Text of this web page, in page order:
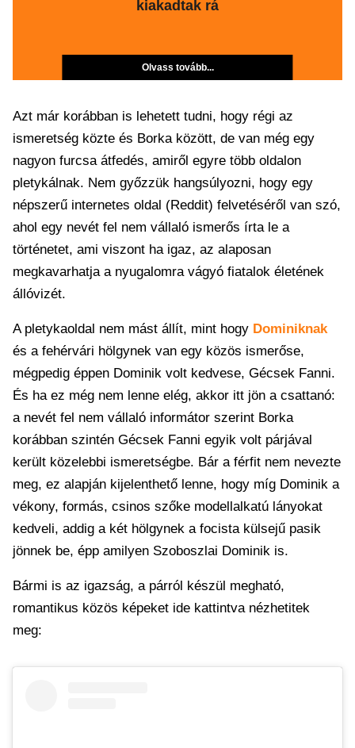
kiakadtak rá
Olvass tovább...
Azt már korábban is lehetett tudni, hogy régi az
ismeretség közte és Borka között, de van még egy
nagyon furcsa átfedés, amiről egyre több oldalon
pletykálnak. Nem győzzük hangsúlyozni, hogy egy
népszerű internetes oldal (Reddit) felvetéséről van szó,
ahol egy nevét fel nem vállaló ismerős írta le a
történetet, ami viszont ha igaz, az alaposan
megkavarhatja a nyugalomra vágyó fiatalok életének
állóvizét.
A pletykaoldal nem mást állít, mint hogy Dominiknak
és a fehérvári hölgynek van egy közös ismerőse,
mégpedig éppen Dominik volt kedvese, Gécsek Fanni.
És ha ez még nem lenne elég, akkor itt jön a csattanó:
a nevét fel nem vállaló informátor szerint Borka
korábban szintén Gécsek Fanni egyik volt párjával
került közelebbi ismeretségbe. Bár a férfit nem nevezte
meg, ez alapján kijelenthető lenne, hogy míg Dominik a
vékony, formás, csinos szőke modellalkatú lányokat
kedveli, addig a két hölgynek a focista külsejű pasik
jönnek be, épp amilyen Szoboszlai Dominik is.
Bármi is az igazság, a párról készül megható,
romantikus közös képeket ide kattintva nézhetitek
meg: